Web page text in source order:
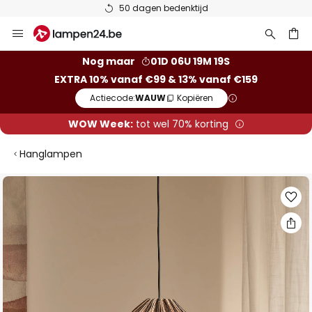
50 dagen bedenktijd
naar
Nog maar
01D 06U 19M 18S
EXTRA 10% vanaf €99 & 13% vanaf €159
Actiecode:WAUW Kopiëren
WOW Week:tot wel 70% korting
Hanglampen
Ga
naar
einde
van
de
gallerij